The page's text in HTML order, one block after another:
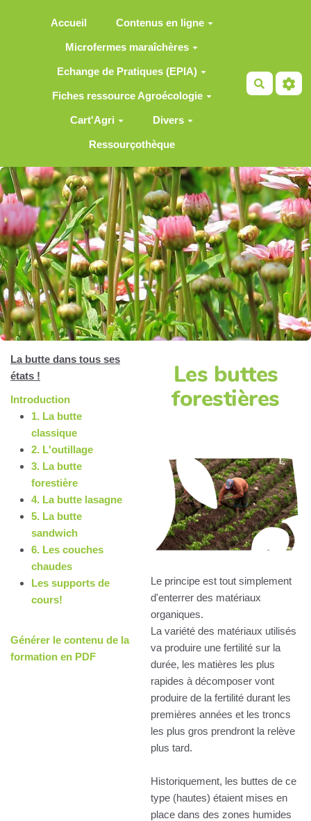
Accueil Contenus en ligne
Microfermes maraîchères
Echange de Pratiques (EPIA)
Fiches ressource Agroécologie
Cart'Agri Divers
Ressourçothèque
La butte dans tous ses
états !
Introduction
1. La butte
classique
2. L'outillage
3. La butte
forestière
4. La butte lasagne
5. La butte
sandwich
6. Les couches
chaudes
Les supports de
cours!
Générer le contenu de la
formation en PDF
Les buttes
forestières
Le principe est tout simplement
d'enterrer des matériaux
organiques.
La variété des matériaux utilisés
va produire une fertilité sur la
durée, les matières les plus
rapides à décomposer vont
produire de la fertilité durant les
premières années et les troncs
les plus gros prendront la relève
plus tard.
Historiquement, les buttes de ce
type (hautes) étaient mises en
place dans des zones humides